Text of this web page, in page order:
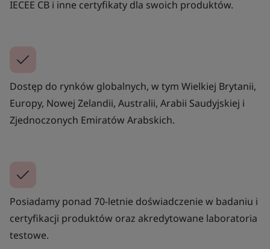
IECEE CB i inne certyfikaty dla swoich produktów.
Dostęp do rynków globalnych, w tym Wielkiej Brytanii,
Europy, Nowej Zelandii, Australii, Arabii Saudyjskiej i
Zjednoczonych Emiratów Arabskich.
Posiadamy ponad 70-letnie doświadczenie w badaniu i
certyfikacji produktów oraz akredytowane laboratoria
testowe.